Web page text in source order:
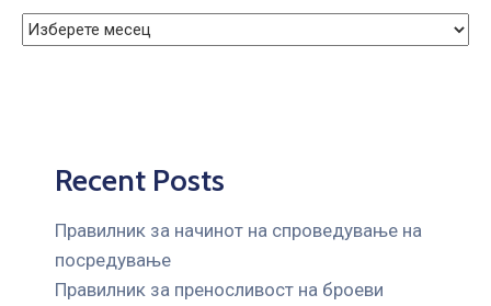
Recent Posts
Правилник за начинот на спроведување на
посредување
Правилник за преносливост на броеви